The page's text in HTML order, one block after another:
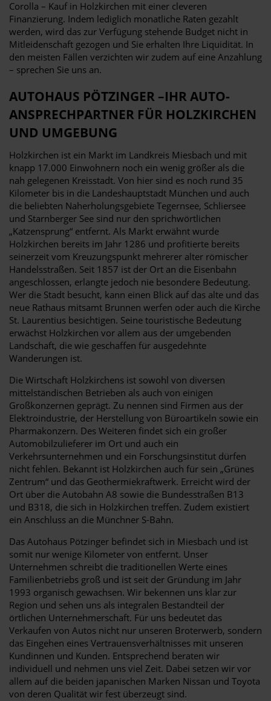
Corolla – Kauf in Holzkirchen mit einer cleveren
Finanzierung. Indem lediglich monatliche Raten gezahlt
werden, wird das zur Verfügung stehende Budget nicht in
Mitleidenschaft gezogen und Sie erhalten Ihre Liquidität. In
den meisten Fällen verzichten wir zudem auf eine Anzahlung
– sprechen Sie uns an.
AUTOHAUS PÖTZINGER –IHR AUTO-
ANSPRECHPARTNER FÜR HOLZKIRCHEN
UND UMGEBUNG
Holzkirchen ist ein Markt im Landkreis Miesbach und mit
knapp 17.000 Einwohnern noch ein wenig größer als die
nah gelegenen Kreisstadt. Von hier sind es noch rund 35
Kilometer bis in die Landeshauptstadt München und auch
die beliebten Naherholungsgebiete Tegernsee, Schliersee
und Starnberger See sind nur den sprichwörtlichen
„Katzensprung“ entfernt. Als Markt erwähnt wurde
Holzkirchen bereits im Jahr 1286 und profitierte bereits
seinerzeit vom Kreuzungspunkt mehrerer alter römischer
Handelsstraßen. Seit 1857 ist der Ort an die Eisenbahn
angeschlossen, erlangte jedoch nie besondere Bedeutung.
Wer die Stadt besucht, kann einen Blick auf das alte und das
neue Rathaus mitsamt Brunnen werfen oder auch die Kirche
St. Laurentius besichtigen. Seine touristische Bedeutung
erwächst Holzkirchen vor allem aus der umgebenden
Landschaft, die wie geschaffen für ausgedehnte
Wanderungen ist.
Die Wirtschaft Holzkirchens ist sowohl von diversen
mittelständischen Betrieben als auch von einigen
Großkonzernen geprägt. Zu nennen sind Firmen aus der
Elektroindustrie, der Herstellung von Büroartikeln sowie ein
Pharmakonzern. Des Weiteren findet sich ein großer
Automobilzulieferer im Ort und auch ein
Verkehrsunternehmen und ein Forschungsinstitut dürfen
nicht fehlen. Bekannt ist Holzkirchen auch für sein „Grünes
Zentrum“ und das Geothermiekraftwerk. Erreicht wird der
Ort über die Autobahn A8 sowie die Bundesstraßen B13
und B318, die sich in Holzkirchen treffen. Zudem existiert
ein Anschluss an die Münchner S-Bahn.
Das Autohaus Pötzinger befindet sich in Miesbach und ist
somit nur wenige Kilometer von entfernt. Unser
Unternehmen schreibt die traditionellen Werte eines
Familienbetriebs groß und ist seit der Gründung im Jahr
1993 organisch gewachsen. Wir bekennen uns klar zur
Region und sehen uns als integralen Bestandteil der
örtlichen Unternehmerschaft. Für uns bedeutet das
Verkaufen von Autos nicht nur unseren Broterwerb, sondern
das Eingehen eines Vertrauensverhältnisses mit unseren
Kundinnen und Kunden. Entsprechend beraten wir
individuell und nehmen uns viel Zeit. Dabei setzen wir vor
allem auf die beiden japanischen Marken Nissan und Toyota
von deren Qualität wir fest überzeugt sind.